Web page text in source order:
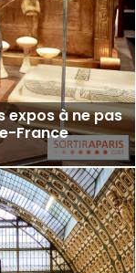
expos à ne pas
France